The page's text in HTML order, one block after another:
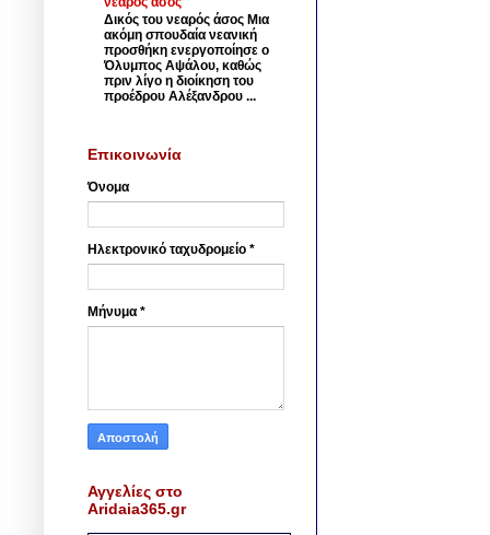
Δικός του νεαρός άσος Μια
ακόμη σπουδαία νεανική
προσθήκη ενεργοποίησε ο
Όλυμπος Αψάλου, καθώς
πριν λίγο η διοίκηση του
προέδρου Αλέξανδρου ...
Επικοινωνία
Όνομα
Ηλεκτρονικό ταχυδρομείο *
Μήνυμα *
Αγγελίες στο
Aridaia365.gr